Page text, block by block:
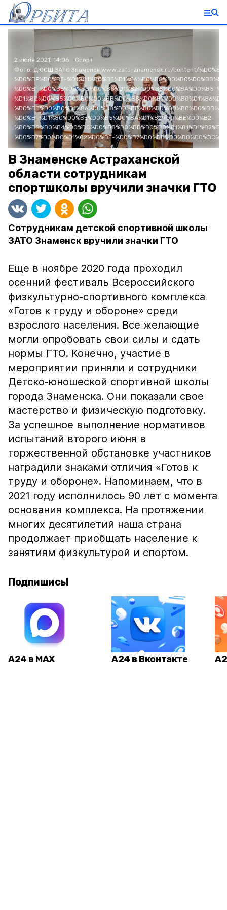
2 июня 2021, 14:06
Спорт
Фото:ДЮСШ ЗАТО Знаменск www.zato-znamensk.ru/content/
%D0%BF%D0%BE-
%D0%BF%D0%BE%D0%BB%D0%B8%D1%82%D0%B8%D0%BA%D0%B5-
%D0%BF%D1%80%D0%BE%D0%B5%D0%BA%D1%82%D0%BE%D0%B2-
%D0%B7%D0%B0%D1%82%D0%BE-
В Знаменске Астраханской
области сотрудникам
спортшколы вручили значки ГТО
Сотрудникам детской спортивной школы
ЗАТО Знаменск вручили значки ГТО
Еще в ноябре 2020 года проходил
осенний фестиваль Всероссийского
физкультурно-спортивного комплекса
«Готов к труду и обороне» среди
взрослого населения. Все желающие
могли опробовать свои силы и сдать
нормы ГТО. Конечно, участие в
мероприятии приняли и сотрудники
Детско-юношеской спортивной школы
города Знаменска. Они показали свое
мастерство и физическую подготовку.
За успешное выполнение нормативов
испытаний второго июня в
торжественной обстановке участников
наградили знаками отличия «Готов к
труду и обороне». Напоминаем, что в
2021 году исполнилось 90 лет с момента
основания комплекса. На протяжении
многих десятилетий наша страна
продолжает приобщать население к
занятиям физкультурой и спортом.
Подпишись!
А24 в MAX А24 в Вконтакте